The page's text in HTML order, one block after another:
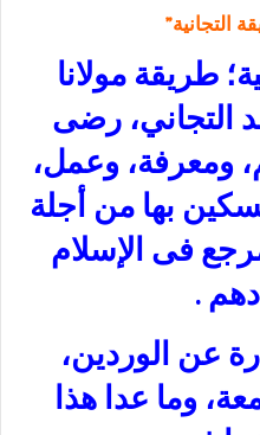
التجانية”
طريقة مولانا
التجاني، رضى
ومعرفة، وعمل،
بها من أجلة
فى الإسلام
.
عن الوردين،
وما عدا هذا